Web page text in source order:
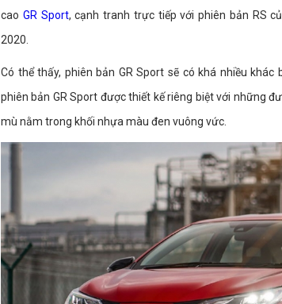
cao GR Sport, cạnh tranh trực tiếp với phiên bản RS
2020.
Có thể thấy, phiên bản GR Sport sẽ có khá nhiều
phiên bản GR Sport được thiết kế riêng biệt với những
mù nằm trong khối nhựa màu đen vuông vức.